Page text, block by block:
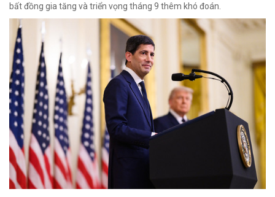
bất đồng gia tăng và triển vọng tháng 9 thêm khó đoán.